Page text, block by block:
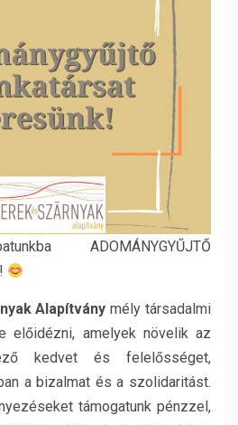
ADOMÁNYGYŰJTŐ
Alapítványmély társadalmi
előidézni, amelyek növelik az
kedvet és felelősséget,
a bizalmat és a szolidaritást.
támogatunk pénzzel,